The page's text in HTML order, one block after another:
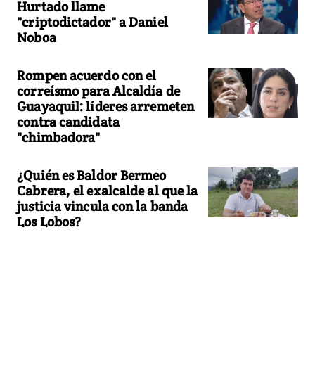
Hurtado llame
"criptodictador" a Daniel
Noboa
Rompen acuerdo con el
correísmo para Alcaldía de
Guayaquil: líderes arremeten
contra candidata
"chimbadora"
¿Quién es Baldor Bermeo
Cabrera, el exalcalde al que la
justicia vincula con la banda
Los Lobos?